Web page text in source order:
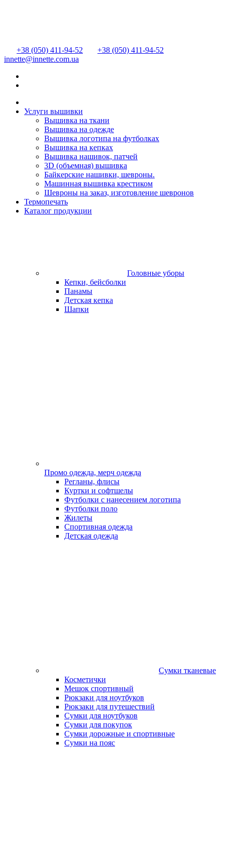
+38 (050) 411-94-52
+38 (050) 411-94-52
innette@innette.com.ua
Услуги вышивки
Вышивка на ткани
Вышивка на одежде
Вышивка логотипа на футболках
Вышивка на кепках
Вышивка нашивок, патчей
3D (объемная) вышивка
Байкерские нашивки, шевроны.
Машинная вышивка крестиком
Шевроны на заказ, изготовление шевронов
Термопечать
Каталог продукции
Головные уборы
Кепки, бейсболки
Панамы
Детская кепка
Шапки
Промо одежда, мерч одежда
Регланы, флисы
Куртки и софтшелы
Футболки с нанесением логотипа
Футболки поло
Жилеты
Спортивная одежда
Детская одежда
Сумки тканевые
Косметички
Мешок спортивный
Рюкзаки для ноутбуков
Рюкзаки для путешествий
Сумки для ноутбуков
Сумки для покупок
Сумки дорожные и спортивные
Сумки на пояс